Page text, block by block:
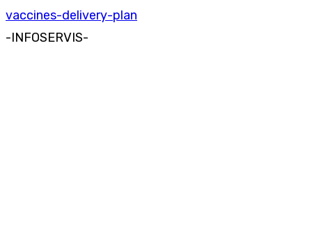
vaccines-delivery-plan
-INFOSERVIS-